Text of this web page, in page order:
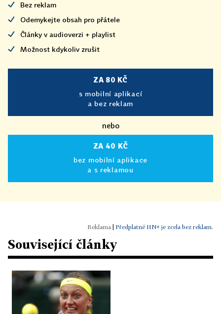
Bez reklam
Odemykejte obsah pro přátele
Články v audioverzi + playlist
Možnost kdykoliv zrušit
ZA 80 KČ
s mobilní aplikací
a bez reklam
nebo
ZA 40 KČ
bez mobilní aplikace
a s reklamou
Předplatné HN+ je zcela bez reklam.
Související články